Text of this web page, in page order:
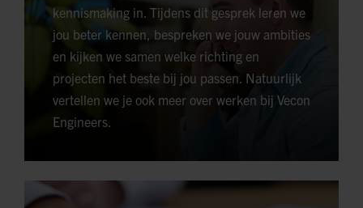
kennismaking in. Tijdens dit gesprek leren we
jou beter kennen, bespreken we jouw ambities
en kijken we samen welke richting en
projecten het beste bij jou passen. Natuurlijk
vertellen we je ook meer over werken bij Vecon
Engineers.